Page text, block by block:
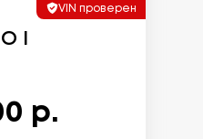
VIN проверен
I
р.